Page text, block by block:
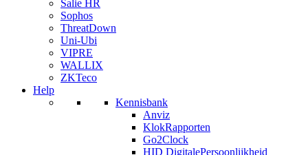
Salie HR
Sophos
ThreatDown
Uni-Ubi
VIPRE
WALLIX
ZKTeco
Help
Kennisbank
Anviz
KlokRapporten
Go2Clock
HID DigitalePersoonlijkheid